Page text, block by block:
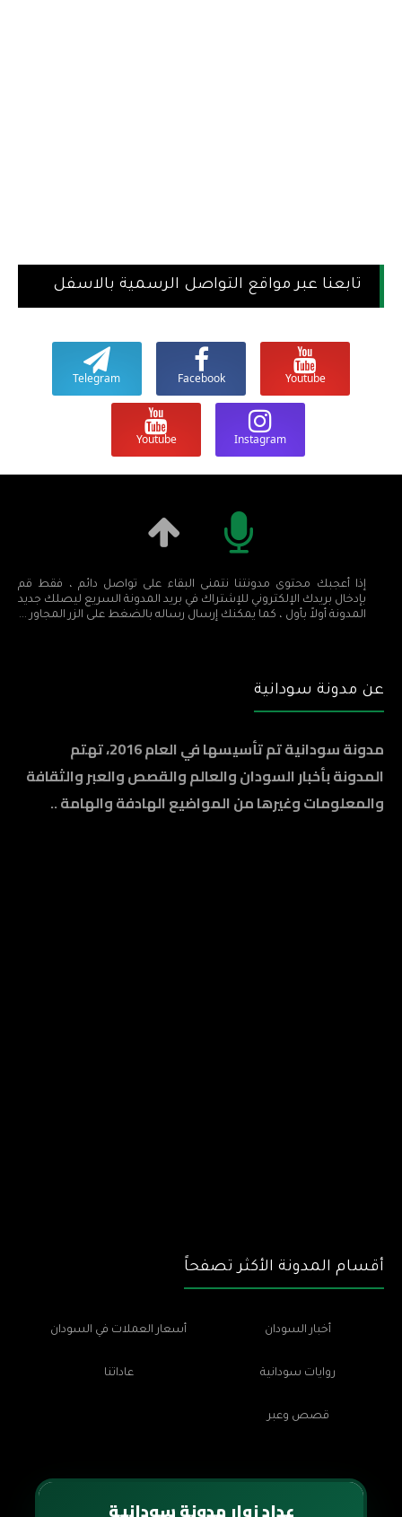
تابعنا عبر مواقع التواصل الرسمية بالاسفل
Youtube
Facebook
Telegram
Instagram
Youtube
إذا أعجبك محتوى مدونتنا نتمنى البقاء على تواصل دائم ، فقط قم
بإدخال بريدك الإلكتروني للإشتراك في بريد المدونة السريع ليصلك جديد
المدونة أولاً بأول ، كما يمكنك إرسال رساله بالضغط على الزر المجاور ...
عن مدونة سودانية
مدونة سودانية تم تأسيسها في العام 2016، تهتم
المدونة بأخبار السودان والعالم والقصص والعبر والثقافة
والمعلومات وغيرها من المواضيع الهادفة والهامة ..
أقسام المدونة الأكثر تصفحاً
أخبار السودان أسعار العملات في السودان
روايات سودانية عاداتنا
قصص وعبر